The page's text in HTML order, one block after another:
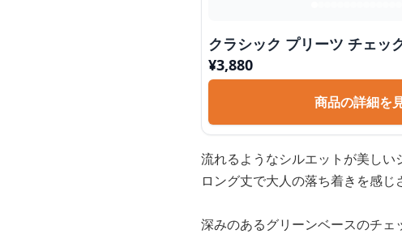
クラシック プリーツ チェッ
¥3,880
商品の詳細を
流れるようなシルエットが美しい
ロング丈で大人の落ち着きを感
深みのあるグリーンベースのチェ